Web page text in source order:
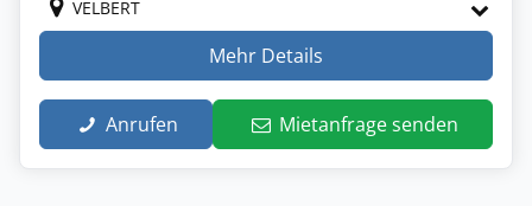
VELBERT
Mehr Details
Anrufen Mietanfrage senden